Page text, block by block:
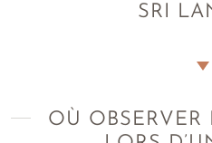
SRI
Une faune grandiose et
Comment parler du Sri Lanka
lieux ?L’éléphant! Ici, il est roi.
OÙ OBSERVER